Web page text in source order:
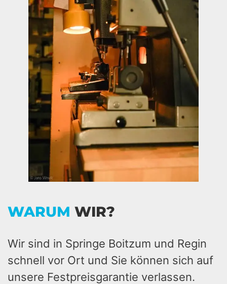
WARUM WIR?
Wir sind in Springe Boitzum und Regin
schnell vor Ort und Sie können sich auf
unsere Festpreisgarantie verlassen.